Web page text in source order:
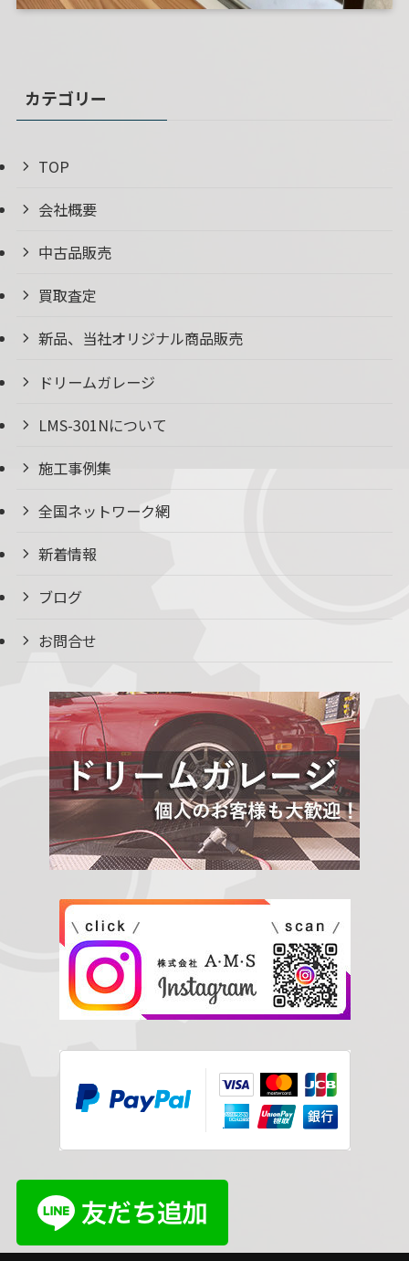
カテゴリー
TOP
会社概要
中古品販売
買取査定
新品、当社オリジナル商品販売
ドリームガレージ
LMS-301Nについて
施工事例集
全国ネットワーク網
新着情報
ブログ
お問合せ